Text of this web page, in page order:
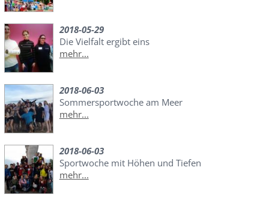
2018-05-29
Die Vielfalt ergibt eins
mehr...
2018-06-03
Sommersportwoche am Meer
mehr...
2018-06-03
Sportwoche mit Höhen und Tiefen
mehr...